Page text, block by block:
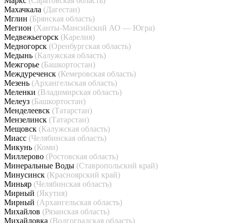
Махачкала (Дагестан)
Мглин (Брянская область)
Мегион (Ханты-Мансийский АО — Югра)
Медвежьегорск (Карелия)
Медногорск (Оренбургская область)
Медынь (Калужская область)
Межгорье (Башкортостан)
Междуреченск (Кемеровская область)
Мезень (Архангельская область)
Меленки (Владимирская область)
Мелеуз (Башкортостан)
Менделеевск (Татарстан)
Мензелинск (Татарстан)
Мещовск (Калужская область)
Миасс (Челябинская область)
Микунь (Коми)
Миллерово (Ростовская область)
Минеральные Воды (Ставропольский край)
Минусинск (Красноярский край)
Миньяр (Челябинская область)
Мирный (Якутия)
Мирный (Архангельская область)
Михайлов (Рязанская область)
Михайловка (Волгоградская область)